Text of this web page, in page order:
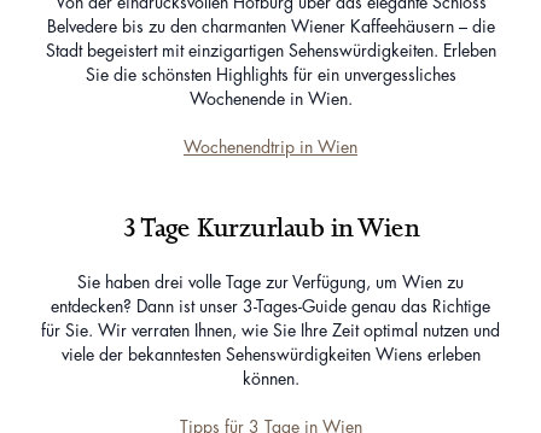
Belvedere bis zu den charmanten Wiener Kaffeehäusern – die
Stadt begeistert mit einzigartigen Sehenswürdigkeiten. Erleben
Sie die schönsten Highlights für ein unvergessliches
Wochenende in Wien.
Wochenendtrip in Wien
3 Tage Kurzurlaub in Wien
Sie haben drei volle Tage zur Verfügung, um Wien zu
entdecken? Dann ist unser 3-Tages-Guide genau das Richtige
für Sie. Wir verraten Ihnen, wie Sie Ihre Zeit optimal nutzen und
viele der bekanntesten Sehenswürdigkeiten Wiens erleben
können.
Tipps für 3 Tage in Wien